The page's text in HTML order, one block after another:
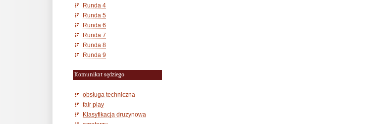
Runda 4
Runda 5
Runda 6
Runda 7
Runda 8
Runda 9
Komunikat sędziego
obsługa techniczna
fair play
Klasyfikacja druzynowa